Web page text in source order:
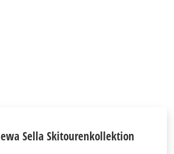
Sella Skitourenkollektion